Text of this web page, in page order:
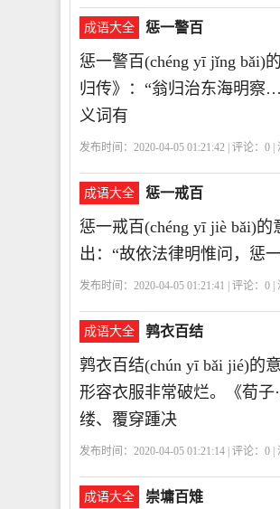
成语大全 惩一警百
惩一警百(chéng yī jǐng bǎi)
归传》：“翁归治东海明察
义词有
发布时间：2020-04-05 01:21:42 | 评论： 0 |
成语大全 惩一戒百
惩一戒百(chéng yī jiè bǎi)
出：“故依法律明惟问，惩
发布时间：2020-04-05 01:21:41 | 评论： 0 |
成语大全 鹑衣百结
鹑衣百结(chún yī bǎi jié)的
形容衣服非常破烂。《荀子
缕、覆穿踵决
发布时间：2020-04-05 01:21:14 | 评论： 0 |
决
CYBJ 鹑 衣 百 结
成语大全 崇墉百雉